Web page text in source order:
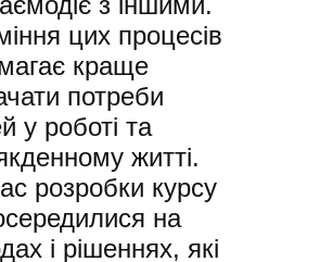
цих процесів
краще
потреби
у роботі та
житті.
розробки курсу
на
і рішеннях, які